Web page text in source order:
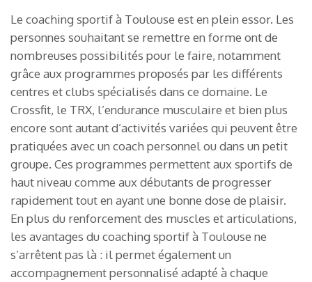
Le coaching sportif à Toulouse est en plein essor. Les
personnes souhaitant se remettre en forme ont de
nombreuses possibilités pour le faire, notamment
grâce aux programmes proposés par les différents
centres et clubs spécialisés dans ce domaine. Le
Crossfit, le TRX, l’endurance musculaire et bien plus
encore sont autant d’activités variées qui peuvent être
pratiquées avec un coach personnel ou dans un petit
groupe. Ces programmes permettent aux sportifs de
haut niveau comme aux débutants de progresser
rapidement tout en ayant une bonne dose de plaisir.
En plus du renforcement des muscles et articulations,
les avantages du coaching sportif à Toulouse ne
s’arrêtent pas là : il permet également un
accompagnement personnalisé adapté à chaque